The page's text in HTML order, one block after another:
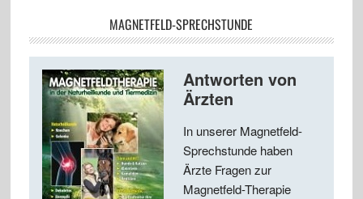
MAGNETFELD-SPRECHSTUNDE
Antworten von
Ärzten
In unserer Magnetfeld-
Sprechstunde haben
Ärzte Fragen zur
Magnetfeld-Therapie